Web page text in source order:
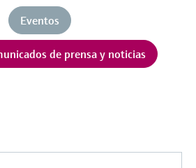
Eventos
de prensa y noticias